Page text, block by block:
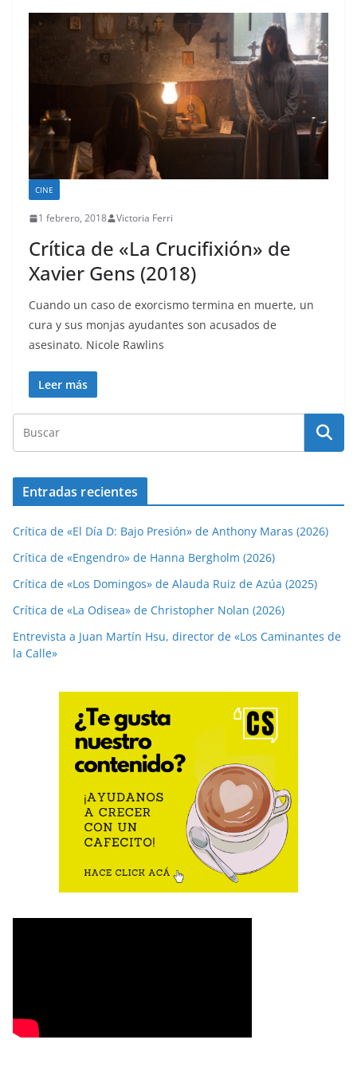
CINE
1 febrero, 2018 Victoria Ferri
Crítica de «La Crucifixión» de
Xavier Gens (2018)
Cuando un caso de exorcismo termina en muerte, un
cura y sus monjas ayudantes son acusados de
asesinato. Nicole Rawlins
Leer más
Entradas recientes
Crítica de «El Día D: Bajo Presión» de Anthony Maras (2026)
Crítica de «Engendro» de Hanna Bergholm (2026)
Crítica de «Los Domingos» de Alauda Ruiz de Azúa (2025)
Crítica de «La Odisea» de Christopher Nolan (2026)
Entrevista a Juan Martín Hsu, director de «Los Caminantes de
la Calle»